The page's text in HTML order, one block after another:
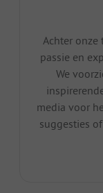
Achter onze
passie en
We
media voor
suggesties